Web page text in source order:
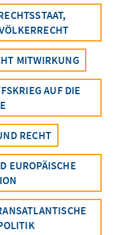
MITWIRKUNG
AUF DIE
RECHT
EUROPÄISCHE